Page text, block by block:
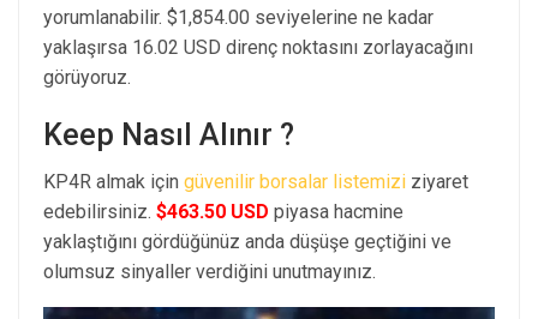
yorumlanabilir. $1,854.00 seviyelerine ne kadar
yaklaşırsa 16.02 USD direnç noktasını zorlayacağını
görüyoruz.
Keep Nasıl Alınır ?
KP4R almak için güvenilir borsalar listemizi ziyaret
edebilirsiniz. $463.50 USD piyasa hacmine
yaklaştığını gördüğünüz anda düşüşe geçtiğini ve
olumsuz sinyaller verdiğini unutmayınız.